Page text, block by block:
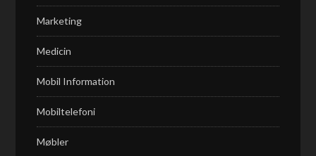
Marketing
Medicin
Mobil Information
Mobiltelefoni
Møbler